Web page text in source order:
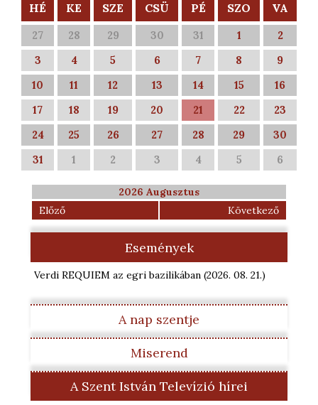
HÉ KE SZE CSÜ PÉ SZO VA
27 28 29 30 31 1
2
3
4 5 6 7 8
9
10
11 12 13 14 15
16
17
18 19 20 21 22
23
24
25 26 27 28 29
30
31
1 2 3 4 5 6
2026 Augusztus
Előző
Következő
Események
Verdi REQUIEM az egri bazilikában (2026. 08. 21.)
A nap szentje
Miserend
A Szent István Televízió hírei